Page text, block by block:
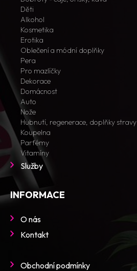
Děti
Alkohol
Kosmetika
Erotika
Oblečení a módní doplňky
Pera
Pro mazlíčky
Dekorace
Domácnost
Auto
Nože
Hubnutí, regenerace, doplňky stravy
Koupelna
Parfémy
Vitamíny
Služby
INFORMACE
O nás
Kontakt
Obchodní podmínky